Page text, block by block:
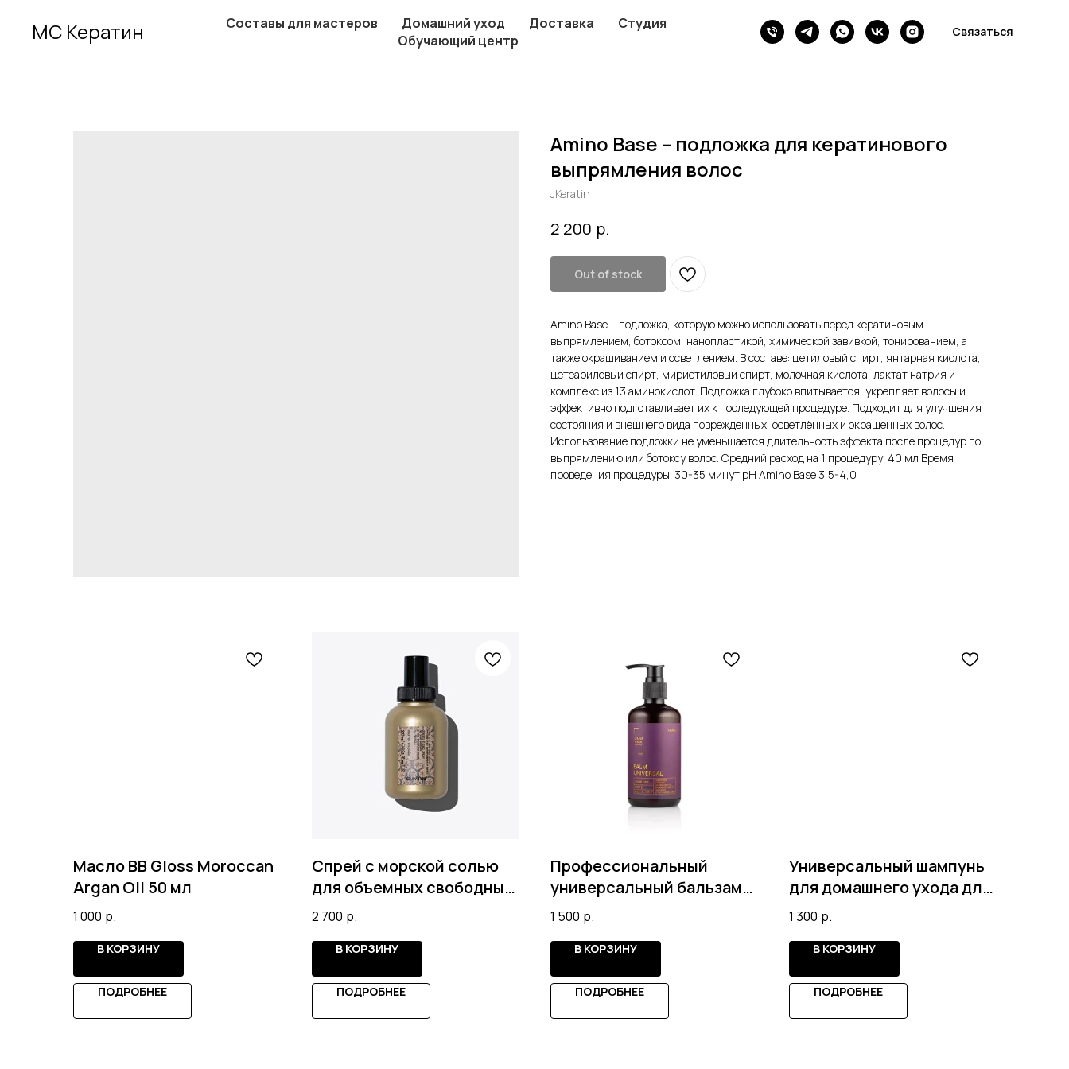
МС Кератин Составы для мастеров Домашний уход Доставка
Студия
Обучающий центр
Связаться
Amino Base – подложка для кератинового
выпрямления волос
JKeratin
2 200 р.
Out of stock
Аmino Base – подложка, которую можно использовать перед кератиновым
выпрямлением, ботоксом, нанопластикой, химической завивкой, тонированием, а
также окрашиванием и осветлением. В составе: цетиловый спирт, янтарная кислота,
цетеариловый спирт, миристиловый спирт, молочная кислота, лактат натрия и
комплекс из 13 аминокислот. Подложка глубоко впитывается, укрепляет волосы и
эффективно подготавливает их к последующей процедуре. Подходит для улучшения
состояния и внешнего вида поврежденных, осветлённых и окрашенных волос.
Использование подложки не уменьшается длительность эффекта после процедур по
выпрямлению или ботоксу волос. Средний расход на 1 процедуру: 40 мл Время
проведения процедуры: 30-35 минут pH Amino Base 3,5-4,0
Масло BB Gloss Moroccan
Argan Oil 50 мл
1 000 р.
В КОРЗИНУ
ПОДРОБНЕЕ
Спрей с морской солью
для объемных свободных
укладок
2 700 р.
В КОРЗИНУ
ПОДРОБНЕЕ
Профессиональный
универсальный бальзам
для волос от LIMM HAIR
1 500 р.
В КОРЗИНУ
ПОДРОБНЕЕ
Универсальный шампунь
для домашнего ухода для
нормальной кожи от LIMM
HAIR
1 300 р.
В КОРЗИНУ
ПОДРОБНЕЕ